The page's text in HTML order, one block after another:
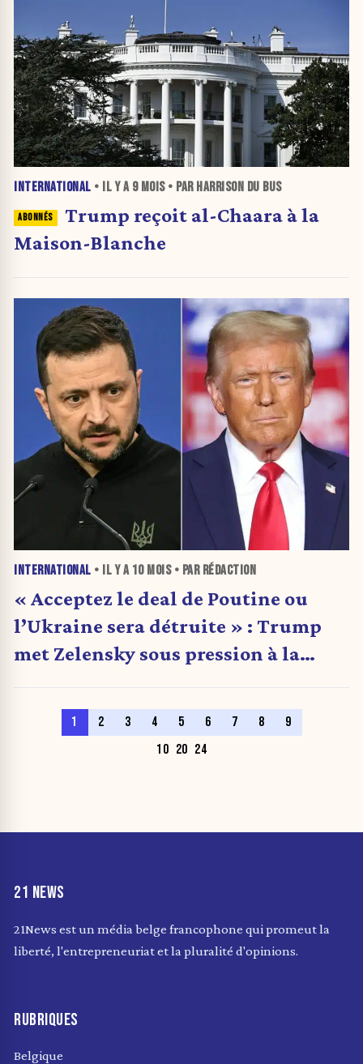
INTERNATIONAL • IL Y A 9 MOIS• PAR HARRISON DU BUS
Trump reçoit al-Chaara à la
Maison-Blanche
INTERNATIONAL • IL Y A 10 MOIS• PAR RÉDACTION
« Acceptez le deal de Poutine ou
l’Ukraine sera détruite » : Trump
met Zelensky sous pression à la
1 2 3 4 5 6 7 8
9
10 20 24
21 NEWS
21News est un média belge francophone qui promeut la
liberté, l'entrepreneuriat et la pluralité d'opinions.
RUBRIQUES
Belgique